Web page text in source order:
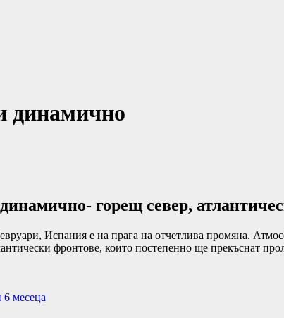
динамично
горещ север,
Испания е на прага на отчетлива промяна.
фронтове, които постепенно ще прекъснат
месеца